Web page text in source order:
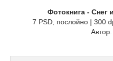
Фотокнига - Снег
7 PSD, послойно | 300